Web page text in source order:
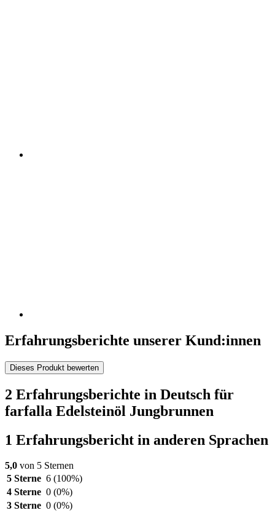
Erfahrungsberichte unserer Kund:innen
Dieses Produkt bewerten
2 Erfahrungsberichte in Deutsch für
farfalla Edelsteinöl Jungbrunnen
1 Erfahrungsbericht in anderen Sprachen
5,0 von 5 Sternen
5 Sterne 6 (100%)
4 Sterne 0 (0%)
3 Sterne 0 (0%)